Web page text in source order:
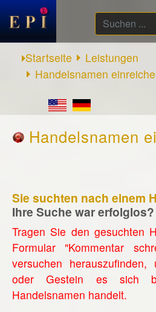
Suchen
...
Startseite
Leistungen
Handelsnamen
Handelsnamen
Sie suchten nach einem
Ihre Suche war erfolglos?
Tragen Sie den gesuchten
Formular "Kommentar
versuchen
oder Gestein es sich
Handelsnamen handelt.